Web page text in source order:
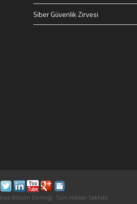
Siber Güvenlik Zirvesi
Bilişim Derneği. Tüm Hakları Saklıdır.